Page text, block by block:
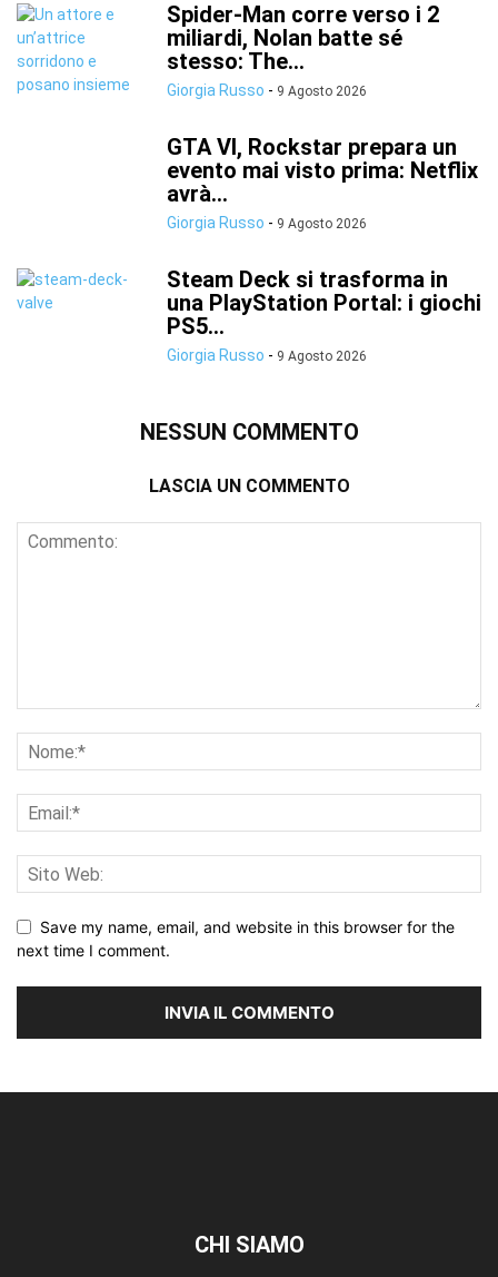
Spider-Man corre verso i 2
miliardi, Nolan batte sé
stesso: The...
Giorgia Russo - 9 Agosto 2026
GTA VI, Rockstar prepara un
evento mai visto prima: Netflix
avrà...
Giorgia Russo - 9 Agosto 2026
Steam Deck si trasforma in
una PlayStation Portal: i giochi
PS5...
Giorgia Russo - 9 Agosto 2026
NESSUN COMMENTO
LASCIA UN COMMENTO
Save my name, email, and website in this browser for the
next time I comment.
CHI SIAMO